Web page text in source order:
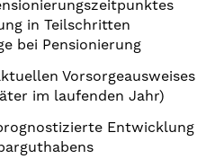
in Teilschritten
bei Pensionierung
Vorsorgeausweises
im laufenden Jahr)
Entwicklung